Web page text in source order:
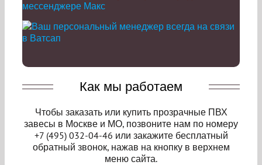
Как мы работаем
Чтобы заказать или купить прозрачные ПВХ
завесы в Москве и МО, позвоните нам по номеру
+7 (495) 032-04-46 или закажите бесплатный
обратный звонок, нажав на кнопку в верхнем
меню сайта.